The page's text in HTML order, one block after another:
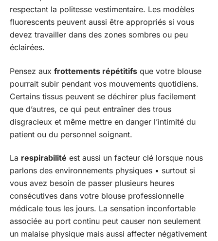
respectant la politesse vestimentaire. Les modèles
fluorescents peuvent aussi être appropriés si vous
devez travailler dans des zones sombres ou peu
éclairées.
Pensez aux frottements répétitifs que votre blouse
pourrait subir pendant vos mouvements quotidiens.
Certains tissus peuvent se déchirer plus facilement
que d’autres, ce qui peut entraîner des trous
disgracieux et même mettre en danger l’intimité du
patient ou du personnel soignant.
La respirabilité est aussi un facteur clé lorsque nous
parlons des environnements physiques • surtout si
vous avez besoin de passer plusieurs heures
consécutives dans votre blouse professionnelle
médicale tous les jours. La sensation inconfortable
associée au port continu peut causer non seulement
un malaise physique mais aussi affecter négativement